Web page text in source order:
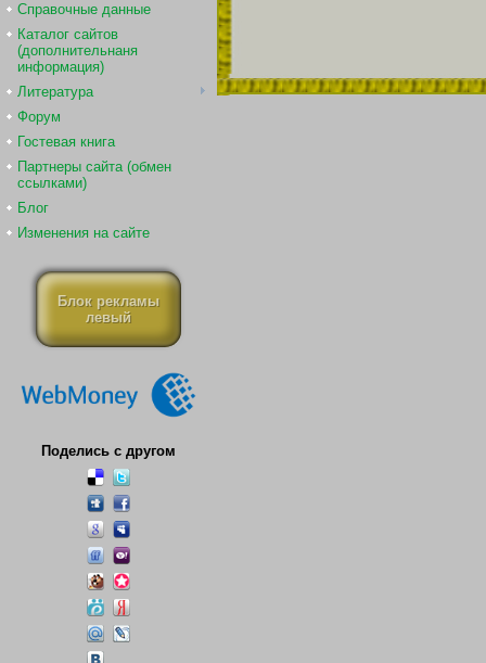
Справочные данные
Каталог сайтов
(дополнительнаня
информация)
Литература
Форум
Гостевая книга
Партнеры сайта (обмен
ссылками)
Блог
Изменения на сайте
Блок рекламы
левый
Поделись с другом